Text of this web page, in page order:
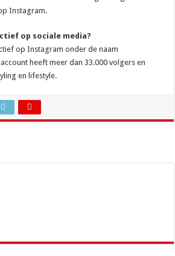
Instagram.
op sociale media?
op Instagram onder de naam
heeft meer dan 33.000 volgers en
en lifestyle.